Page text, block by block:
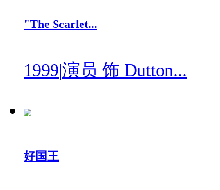
"The Scarlet...
1999|演员 饰 Dutton...
好国王